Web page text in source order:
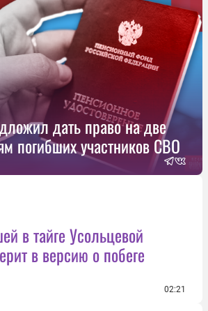
дать право на две
погибших участников СВО
в тайге Усольцевой
в версию о побеге
02:21